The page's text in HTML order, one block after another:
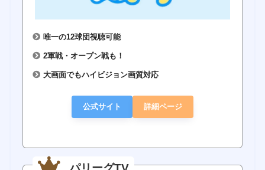
唯一の12球団視聴可能
2軍戦・オープン戦も！
大画面でもハイビジョン画質対応
公式サイト 詳細ページ